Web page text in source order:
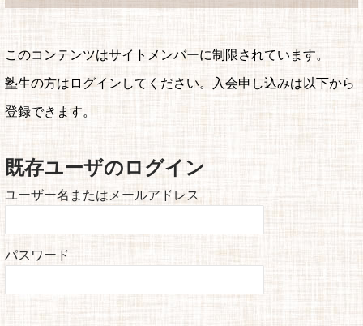
このコンテンツはサイトメンバーに制限されています。
塾生の方はログインしてください。入会申し込みは以下から
登録できます。
既存ユーザのログイン
ユーザー名またはメールアドレス
パスワード